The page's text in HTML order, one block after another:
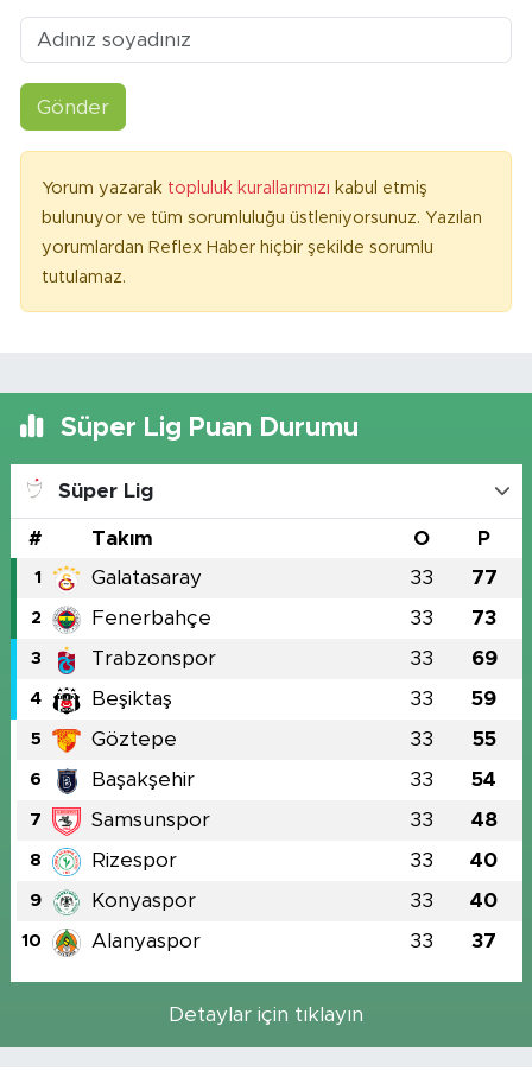
Gönder
Yorum yazarak topluluk kurallarımızı kabul etmiş
bulunuyor ve tüm sorumluluğu üstleniyorsunuz. Yazılan
yorumlardan Reflex Haber hiçbir şekilde sorumlu
tutulamaz.
Süper Lig Puan Durumu
Süper Lig
# Takım O P
1 Galatasaray 33 77
2 Fenerbahçe 33 73
3 Trabzonspor 33 69
4 Beşiktaş 33 59
5 Göztepe 33 55
6 Başakşehir 33 54
7 Samsunspor 33 48
8 Rizespor 33 40
9 Konyaspor 33 40
10 Alanyaspor 33 37
Detaylar için tıklayın